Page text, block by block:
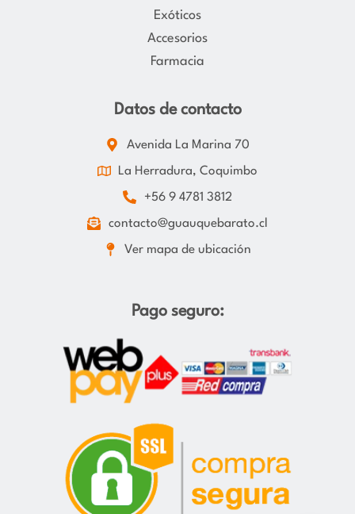
Exóticos
Accesorios
Farmacia
Datos de contacto
Avenida La Marina 70
La Herradura, Coquimbo
+56 9 4781 3812
contacto@guauquebarato.cl
Ver mapa de ubicación
Pago seguro: